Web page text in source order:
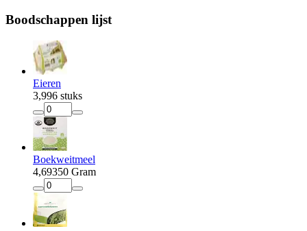
Boodschappen lijst
Eieren
3,996 stuks
Boekweitmeel
4,69350 Gram